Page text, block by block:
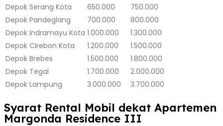
Depok Serang Kota 650.000
750.000
Depok Pandeglang 700.000
800.000
Depok Indramayu Kota 1.000.000
1.300.000
Depok Cirebon Kota 1.200.000
1.500.000
Depok Brebes 1.500.000
1.800.000
Depok Tegal 1.700.000
2.000.000
Depok Lampung 3.000.000 3.700.000
Syarat Rental Mobil dekat Apartemen
Margonda Residence III